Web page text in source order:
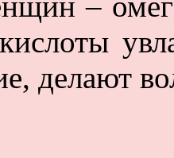
делают